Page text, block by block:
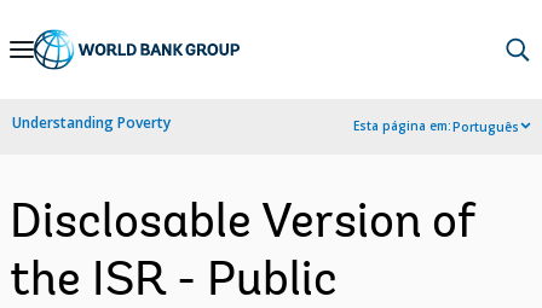
Skip
Navigation
Understanding Poverty Esta página em:Português
Disclosable Version of
the ISR - Public